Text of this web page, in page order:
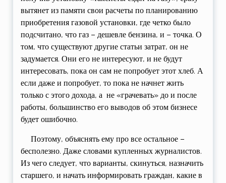
вытянет из памяти свои расчеты по планированию
приобретения газовой установки, где четко было
подсчитано, что газ – дешевле бензина, и – точка. О
том, что существуют другие статьи затрат, он не
задумается. Они его не интересуют, и не будут
интересовать, пока он сам не попробует этот хлеб. А
если даже и попробует, то пока не начнет жить
только с этого дохода, а не «грачевать» до и после
работы, большинство его выводов об этом бизнесе
будет ошибочно.
Поэтому, объяснять ему про все остальное –
бесполезно. Даже словами купленных журналистов.
Из чего следует, что варианты, скинуться, назначить
старшего, и начать информировать граждан, какие в